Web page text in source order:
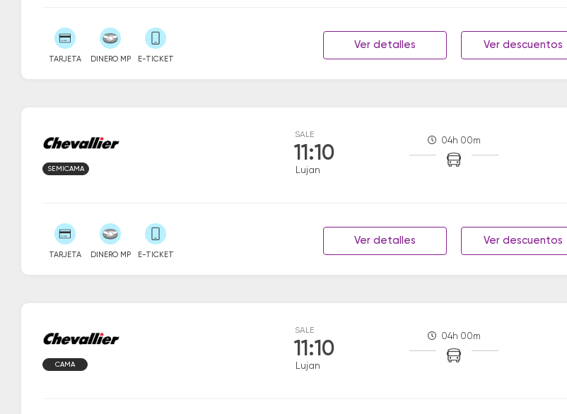
TARJETA DINERO MP E-TICKET
Ver detalles Ver descuentos
SALE
11:10
Lujan
04h 00m
SEMICAMA
TARJETA DINERO MP E-TICKET
Ver detalles Ver descuentos
SALE
11:10
Lujan
04h 00m
CAMA